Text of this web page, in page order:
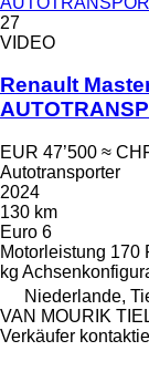
27
VIDEO
Renault
EUR 47’500 ≈
Autotransporter
2024
130 km
Euro 6
Motorleistung 170
kg
Niederlande,
VAN MOURIK
Verkäufer